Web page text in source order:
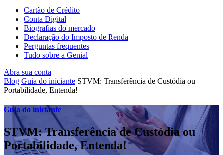
Cartão de Crédito
Conta Digital
Biografias do mercado
Declaração do Imposto de Renda
Perguntas frequentes
Tudo sobre a Genial
Abra sua conta
Blog Guia do iniciante STVM: Transferência de Custódia ou
Portabilidade, Entenda!
Guia do iniciante
STVM: Transferência de Custódia ou
Portabilidade, Entenda!